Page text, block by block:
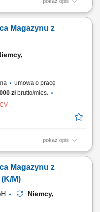
Picker, Komisjonowanie)
Koordynatora i
jakości; Inne proste prace na
Magazynu z
umowa o pracę
złbrutto/mies.
pokaż opis
logistycznych obejmujących
oraz szykowanie paczek
magazynowego
pojazdów dostawczych.
Magazynu z
M)
Niemcy,